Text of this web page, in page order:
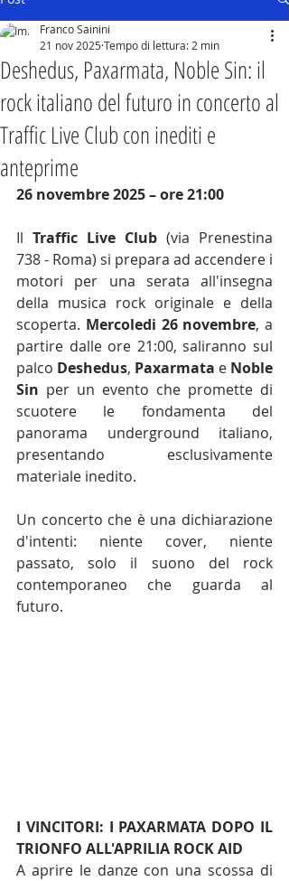
Deshedus, Paxarmata, Noble Sin: il
rock italiano del futuro in concerto al
Traffic Live Club con inediti e
anteprime
Franco Sainini
21 nov 2025 Tempo di lettura: 2 min
26 novembre 2025 – ore 21:00
Il Traffic Live Club (via Prenestina
738 - Roma) si prepara ad accendere i
motori per una serata all'insegna
della musica rock originale e della
scoperta. Mercoledi 26 novembre, a
partire dalle ore 21:00, saliranno sul
palco Deshedus, Paxarmata e Noble
Sin per un evento che promette di
scuotere le fondamenta del
panorama underground italiano,
presentando esclusivamente
materiale inedito.
Un concerto che è una dichiarazione
d'intenti: niente cover, niente
passato, solo il suono del rock
contemporaneo che guarda al
futuro.
I VINCITORI: I PAXARMATA DOPO IL
TRIONFO ALL'APRILIA ROCK AID
A aprire le danze con una scossa di